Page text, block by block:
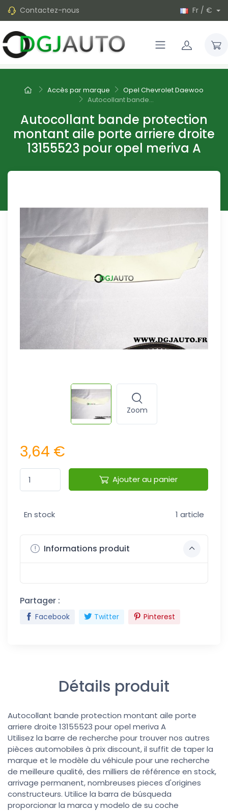
Contactez-nous Fr / €
Accès par marque
Opel Chevrolet Daewoo
Autocollant bande...
Autocollant bande protection
montant aile porte arriere droite
13155523 pour opel meriva A
Zoom
3,64 €
Ajouter au panier
En stock 1 article
Informations produit
Partager :
Facebook Twitter Pinterest
Détails produit
Autocollant bande protection montant aile porte
arriere droite 13155523 pour opel meriva A
Utilisez la barre de recherche pour trouver nos autres
pièces automobiles à prix discount, il suffit de taper la
marque et le modèle du véhicule pour une recherche
de meilleure qualité, des milliers de référence en stock,
arrivage permanent, nombreuses pieces d'origines
constructeurs. Utilice la barra de búsqueda
proporcionar la marca y modelo de su coche